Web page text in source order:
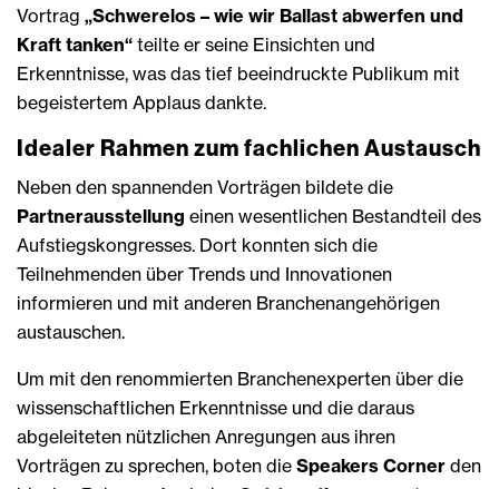
Vortrag „Schwerelos – wie wir Ballast abwerfen und
Kraft tanken“ teilte er seine Einsichten und
Erkenntnisse, was das tief beeindruckte Publikum mit
begeistertem Applaus dankte.
Idealer Rahmen zum fachlichen Austausch
Neben den spannenden Vorträgen bildete die
Partnerausstellung einen wesentlichen Bestandteil des
Aufstiegskongresses. Dort konnten sich die
Teilnehmenden über Trends und Innovationen
informieren und mit anderen Branchenangehörigen
austauschen.
Um mit den renommierten Branchenexperten über die
wissenschaftlichen Erkenntnisse und die daraus
abgeleiteten nützlichen Anregungen aus ihren
Vorträgen zu sprechen, boten die Speakers Corner den